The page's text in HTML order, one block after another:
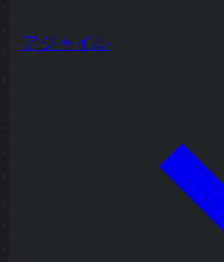
アジャイル